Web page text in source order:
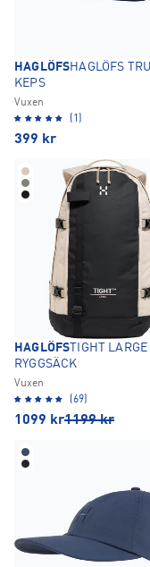
HAGLÖFSHAGLÖFS
KEPS
Vuxen
(1)
399 kr
HAGLÖFS TIGHT LARGE
RYGGSÄCK
Vuxen
(69)
1099 kr1199 kr